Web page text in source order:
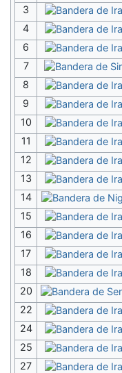
3
4
6
7
8
9
10
11
12
13
14
15
16
17
18
20
22
24
25
27